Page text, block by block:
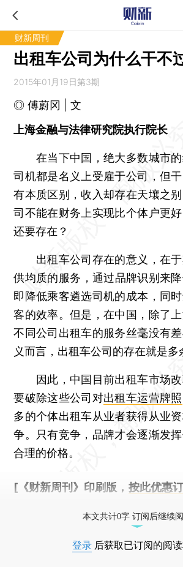
财新周刊
出租车公司为什么干不
2015年01月19日第3期
◎ 傅蔚冈 | 文
上海金融与法律研究院执行院长
在当下中国，绝大多数城市的
司机都是名义上受雇于公司，但
有本质区别，收入却存在天壤之
司不能在财务上实现比个体户更
还要存在？
出租车公司存在的意义，在于
供均质的服务，通过品牌识别来
即降低乘客遴选司机的成本，同
客的效率。但是，在中国，除了
不同公司出租车的服务丝毫没有
义而言，出租车公司的存在就是多
因此，中国目前出租车市场改
要破除这些公司对出租车运营牌照
多的个体出租车从业者获得从业
争。只有竞争，品牌才会逐渐发
合理的价格。
[《财新周刊》印刷版， 按此优惠
本文共计0字 订阅后继续
登录 后获取已订阅的阅